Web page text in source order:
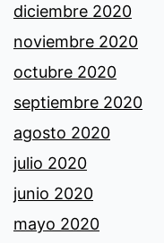
diciembre 2020
noviembre 2020
octubre 2020
septiembre 2020
agosto 2020
julio 2020
junio 2020
mayo 2020